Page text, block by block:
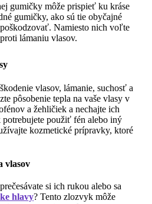
gumičky môže prispieť ku kráse
gumičky, ako sú tie obyčajné
Namiesto nich voľte
lámaniu vlasov.
vlasov, lámanie, suchosť a
pôsobenie tepla na vaše vlasy v
a žehličiek a nechajte ich
použiť fén alebo iný
kozmetické prípravky, ktoré
vlasov
si ich rukou alebo sa
hlavy? Tento zlozvyk môže